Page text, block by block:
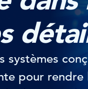
systèmes
pour rendre